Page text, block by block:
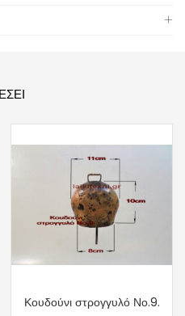
Κουδούνι στρογγυλό Νο.9.